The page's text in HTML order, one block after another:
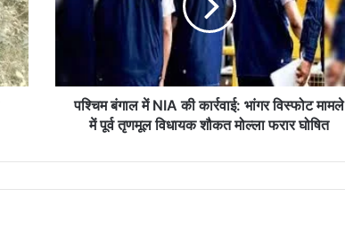
की
मामले
विधायक
पश्चिम बंगाल में NIA की कार्रवाई: भांगर विस्फोट मामले
में पूर्व तृणमूल विधायक शौकत मोल्ला फरार घोषित